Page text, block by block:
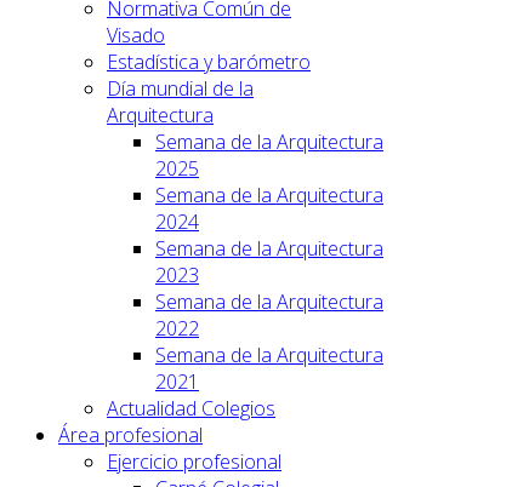
Normativa Común de
Visado
Estadística y barómetro
Día mundial de la
Arquitectura
Semana de la Arquitectura
2025
Semana de la Arquitectura
2024
Semana de la Arquitectura
2023
Semana de la Arquitectura
2022
Semana de la Arquitectura
2021
Actualidad Colegios
Área profesional
Ejercicio profesional